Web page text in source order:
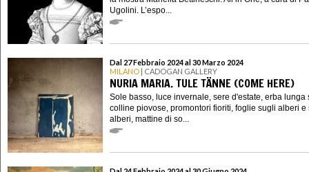
Ugolini. L’espo...
Dal 27 Febbraio 2024 al 30 Marzo 2024
MILANO | CADOGAN GALLERY
NURIA MARIA. TULE TÄNNE (COME HERE)
Sole basso, luce invernale, sere d'estate, erba lunga
colline piovose, promontori fioriti, foglie sugli alberi e
alberi, mattine di so...